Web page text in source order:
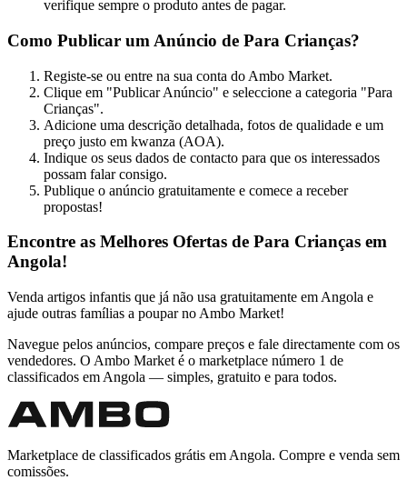
verifique sempre o produto antes de pagar.
Como Publicar um Anúncio de Para Crianças?
Registe-se ou entre na sua conta do Ambo Market.
Clique em "Publicar Anúncio" e seleccione a categoria "Para
Crianças".
Adicione uma descrição detalhada, fotos de qualidade e um
preço justo em kwanza (AOA).
Indique os seus dados de contacto para que os interessados
possam falar consigo.
Publique o anúncio gratuitamente e comece a receber
propostas!
Encontre as Melhores Ofertas de Para Crianças em
Angola!
Venda artigos infantis que já não usa gratuitamente em Angola e
ajude outras famílias a poupar no Ambo Market!
Navegue pelos anúncios, compare preços e fale directamente com os
vendedores. O Ambo Market é o marketplace número 1 de
classificados em Angola — simples, gratuito e para todos.
Marketplace de classificados grátis em Angola. Compre e venda sem
comissões.